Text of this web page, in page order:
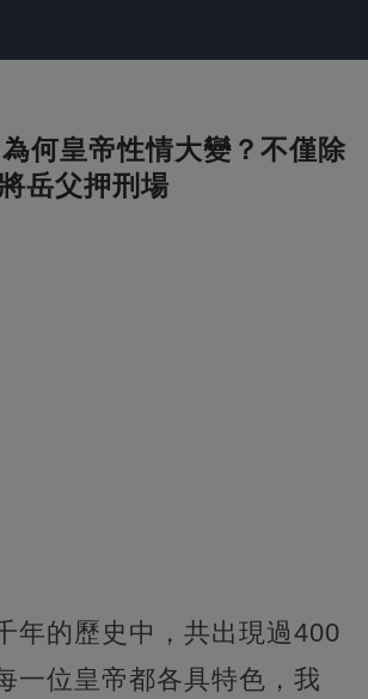
何皇帝性情大變？不僅除
岳父押刑場
年的歷史中，共出現過400
一位皇帝都各具特色，我